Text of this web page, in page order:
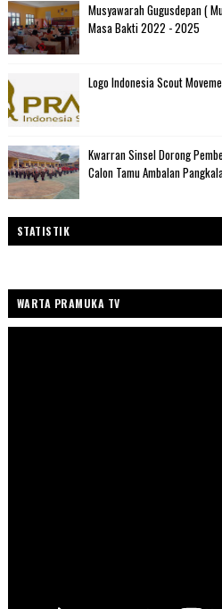
Musyawarah Gugusdepan (
Masa Bakti 2022 - 2025
Logo Indonesia Scout
Kwarran Sinsel Dorong
Calon Tamu Ambalan
STATISTIK
WARTA PRAMUKA TV